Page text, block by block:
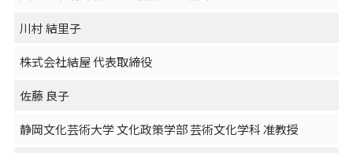
川村 結里子
株式会社結屋 代表取締役
佐藤 良子
静岡文化芸術大学 文化政策学部 芸術文化学科 准教授